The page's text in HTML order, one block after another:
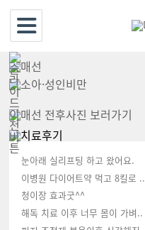
눈아래 실리프팅 하고 왔어요.
이병원 다이어트약 먹고 8킬로 ..
청이장 효과굿^^
해독 치료 이후 너무 몸이 가벼..